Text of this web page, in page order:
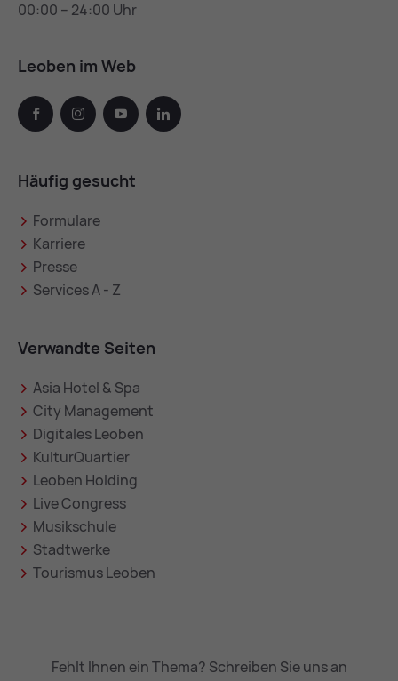
00:00 – 24:00 Uhr
Leoben im Web
facebook instagramyoutube linkedin
Häufig gesucht
Formulare
Karriere
Presse
Services A - Z
Verwandte Seiten
Asia Hotel & Spa
City Management
Digitales Leoben
KulturQuartier
Leoben Holding
Live Congress
Musikschule
Stadtwerke
Tourismus Leoben
Fehlt Ihnen ein Thema? Schreiben Sie uns an